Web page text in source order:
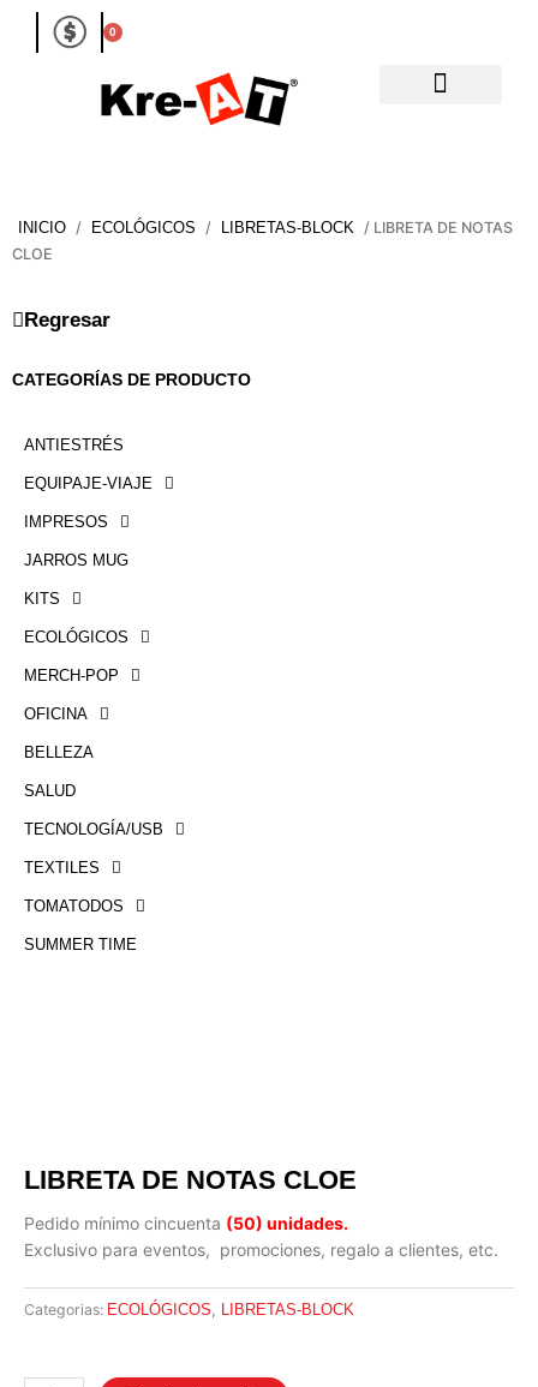
0
Carrito
INICIO / ECOLÓGICOS / LIBRETAS-BLOCK / LIBRETA DE NOTAS
CLOE
Regresar
CATEGORÍAS DE PRODUCTO
ANTIESTRÉS
EQUIPAJE-VIAJE
IMPRESOS
JARROS MUG
KITS
ECOLÓGICOS
MERCH-POP
OFICINA
BELLEZA
SALUD
TECNOLOGÍA/USB
TEXTILES
TOMATODOS
SUMMER TIME
LIBRETA DE NOTAS CLOE
Pedido mínimo cincuenta (50) unidades.
Exclusivo para eventos, promociones, regalo a clientes, etc.
Categorias: ECOLÓGICOS, LIBRETAS-BLOCK